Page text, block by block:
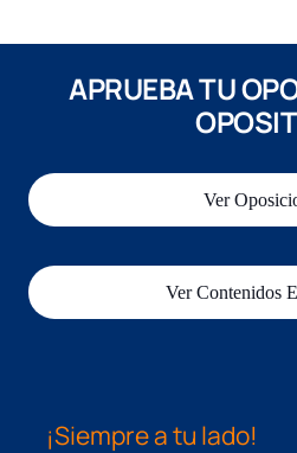
APRUEBA TU
Ver
Ver Contenidos
¡Siempre a tu lado!